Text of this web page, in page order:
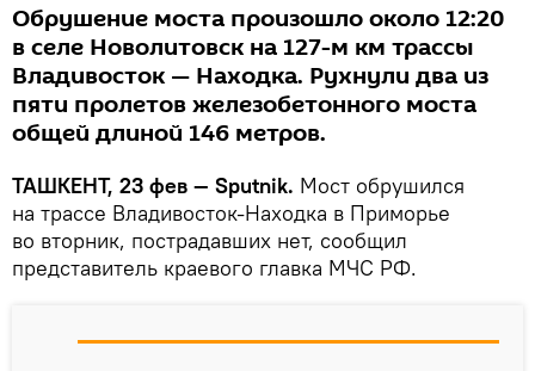
Обрушение моста произошло около 12:20
в селе Новолитовск на 127-м км трассы
Владивосток — Находка. Рухнули два из
пяти пролетов железобетонного моста
общей длиной 146 метров.
ТАШКЕНТ, 23 фев — Sputnik. Мост обрушился
на трассе Владивосток-Находка в Приморье
во вторник, пострадавших нет, сообщил
представитель краевого главка МЧС РФ.